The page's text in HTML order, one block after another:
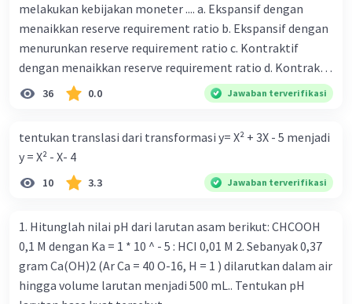
melakukan kebijakan moneter .... a. Ekspansif dengan
menaikkan reserve requirement ratio b. Ekspansif dengan
menurunkan reserve requirement ratio c. Kontraktif
dengan menaikkan reserve requirement ratio d. Kontraktif
dengan menurunkan reserve requirement ratio e.
Ekspansif dengan menaikkan tingkat diskonto Bila Bank
ceteris paribus maka .... a. Menimbulkan inflasi di mana
bentuk kurva jumlah uang beredar (penawaran uang) naik
dari kiri bawah ke kanan atas b. Menimbulkan deflasi di
uang) naik dari kiri bawah ke kanan atas c. Tingkat bunga
meningkat di mana bentuk kurva jumlah uang beredar
(penawaran uang) naik dari kiri bawah ke kanan atas d.
Tingkat bunga turun di mana bentuk kurva jumlah uang
36 0.0 Jawaban terverifikasi
tentukan translasi dari transformasi y= X² + 3X - 5 menjadi
y = X² - X- 4
10 3.3 Jawaban terverifikasi
1. Hitunglah nilai pH dari larutan asam berikut: CHCOOH
0,1 M dengan Ka = 1 * 10 ^ - 5 : HCI 0,01 M 2. Sebanyak 0,37
gram Ca(OH)2 (Ar Ca = 40 O-16, H = 1 ) dilarutkan dalam air
hingga volume larutan menjadi 500 mL.. Tentukan pH